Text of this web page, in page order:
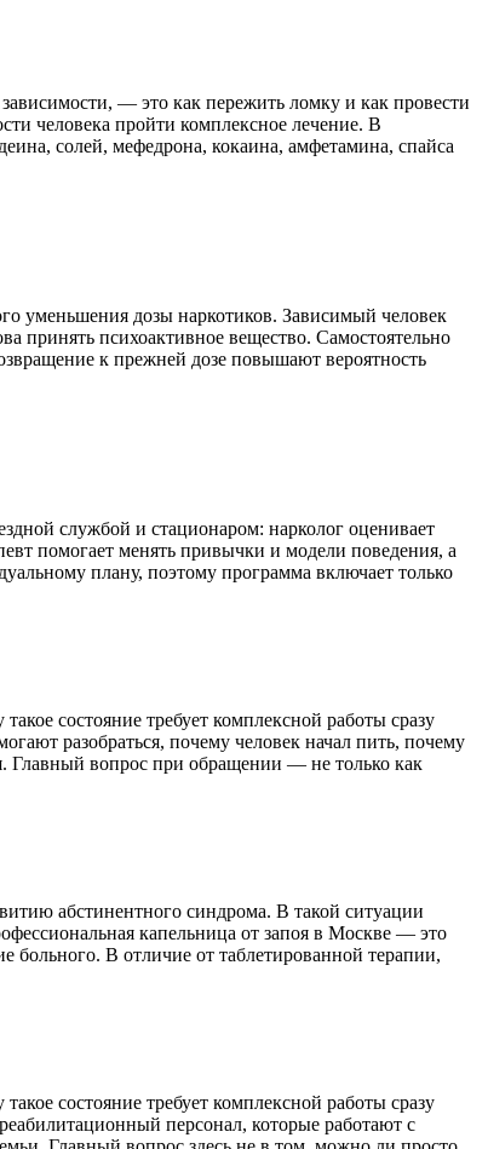
— это как пережить ломку и как провести
человека пройти комплексное лечение. В
солей, мефедрона, кокаина, амфетамина, спайса
уменьшения дозы наркотиков. Зависимый человек
принять психоактивное вещество. Самостоятельно
к прежней дозе повышают вероятность
службой и стационаром: нарколог оценивает
помогает менять привычки и модели поведения, а
плану, поэтому программа включает только
состояние требует комплексной работы сразу
разобраться, почему человек начал пить, почему
Главный вопрос при обращении — не только как
абстинентного синдрома. В такой ситуации
капельница от запоя в Москве — это
больного. В отличие от таблетированной терапии,
состояние требует комплексной работы сразу
персонал, которые работают с